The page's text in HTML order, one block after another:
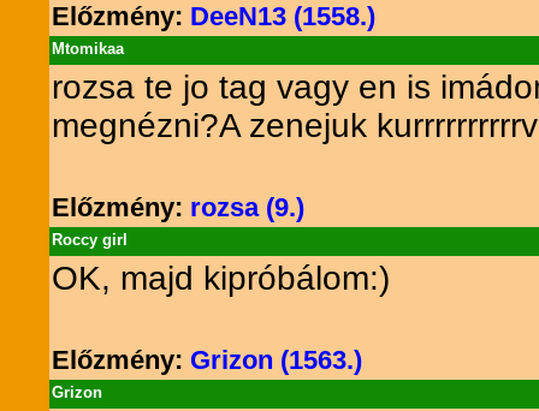
Előzmény: DeeN13 (1558.)
Mtomikaa
rozsa te jo tag vagy en is
megnézni?A zenejuk
Előzmény: rozsa (9.)
Roccy girl
OK, majd kipróbálom:)
Előzmény: Grizon (1563.)
Grizon